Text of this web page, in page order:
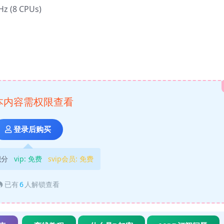
(8 CPUs)
内容需权限查看
登录后购买
vip: 免费 svip会员: 免费
已有6 人解锁查看